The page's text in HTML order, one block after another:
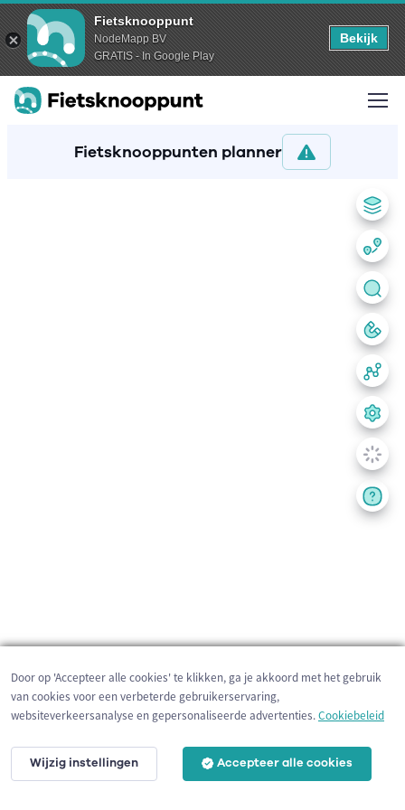
Fietsknooppunt
NodeMapp BV
GRATIS - In Google Play
Bekijk
Fietsknooppunten planner
200 m
Door op 'Accepteer alle cookies' te klikken, ga je akkoord met het gebruik
van cookies voor een verbeterde gebruikerservaring,
websiteverkeersanalyse en gepersonaliseerde advertenties.Cookiebeleid
Wijzig instellingen Accepteer alle cookies